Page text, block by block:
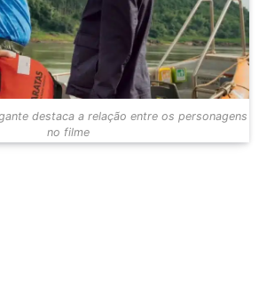
destaca a relação entre os personagens
no filme